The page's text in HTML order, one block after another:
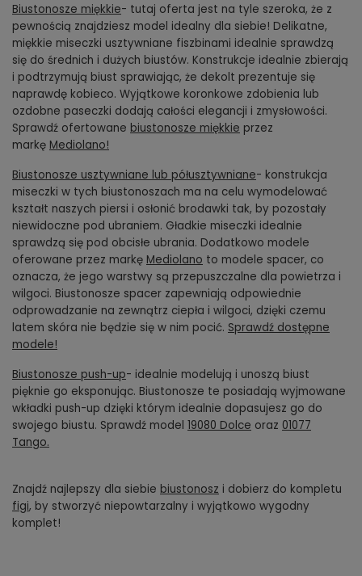
Biustonosze miękkie- tutaj oferta jest na tyle szeroka, że z
pewnością znajdziesz model idealny dla siebie! Delikatne,
miękkie miseczki usztywniane fiszbinami idealnie sprawdzą
się do średnich i dużych biustów. Konstrukcje idealnie zbierają
i podtrzymują biust sprawiając, że dekolt prezentuje się
naprawdę kobieco. Wyjątkowe koronkowe zdobienia lub
ozdobne paseczki dodają całości elegancji i zmysłowości.
Sprawdź ofertowane biustonosze miękkie przez
markę Mediolano!
Biustonosze usztywniane lub półusztywniane- konstrukcja
miseczki w tych biustonoszach ma na celu wymodelować
kształt naszych piersi i osłonić brodawki tak, by pozostały
niewidoczne pod ubraniem. Gładkie miseczki idealnie
sprawdzą się pod obcisłe ubrania. Dodatkowo modele
oferowane przez markę Mediolano to modele spacer, co
oznacza, że jego warstwy są przepuszczalne dla powietrza i
wilgoci. Biustonosze spacer zapewniają odpowiednie
odprowadzanie na zewnątrz ciepła i wilgoci, dzięki czemu
latem skóra nie będzie się w nim pocić. Sprawdź dostępne
modele!
Biustonosze push-up- idealnie modelują i unoszą biust
pięknie go eksponując. Biustonosze te posiadają wyjmowane
wkładki push-up dzięki którym idealnie dopasujesz go do
swojego biustu. Sprawdź model 19080 Dolce oraz 01077
Tango.
Znajdź najlepszy dla siebie biustonosz i dobierz do kompletu
figi, by stworzyć niepowtarzalny i wyjątkowo wygodny
komplet!